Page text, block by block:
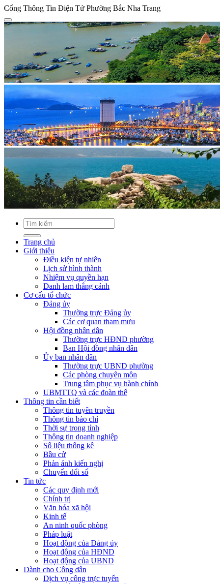
Cổng Thông Tin Điện Tử Phường Bắc Nha Trang
Trang chủ
Giới thiệu
Điều kiện tự nhiên
Lịch sử hình thành
Nhiệm vụ quyền hạn
Danh lam thắng cảnh
Cơ cấu tổ chức
Đảng ủy
Thường trực Đảng ủy
Các cơ quan tham mưu
Hội đồng nhân dân
Thường trực HĐND phường
Ban Hội đồng nhân dân
Ủy ban nhân dân
Thường trực UBND phường
Các phòng chuyên môn
Trung tâm phục vụ hành chính
UBMTTQ và các đoàn thể
Thông tin cần biết
Thông tin tuyên truyền
Thông tin báo chí
Thời sự trong tỉnh
Thông tin doanh nghiệp
Số liệu thống kê
Bầu cử
Phản ánh kiến nghị
Chuyển đổi số
Tin tức
Các quy định mới
Chính trị
Văn hóa xã hội
Kinh tế
An ninh quốc phòng
Pháp luật
Hoạt động của Đảng ủy
Hoạt động của HĐND
Hoạt động của UBND
Dành cho Công dân
Dịch vụ công trực tuyến